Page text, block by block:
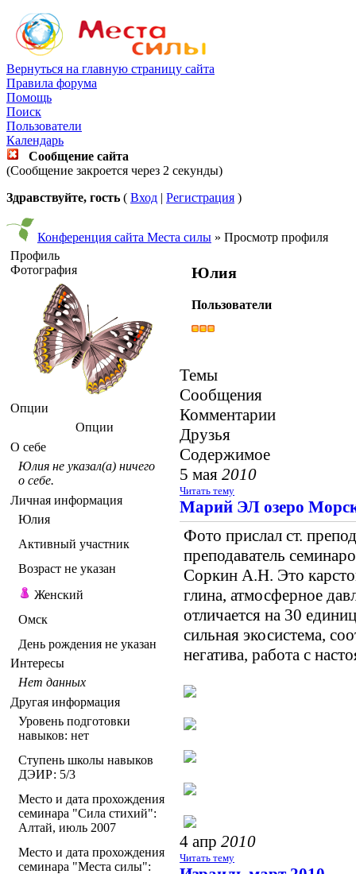
Вернуться на главную страницу сайта
Правила форума
Помощь
Поиск
Пользователи
Календарь
Сообщение сайта
(Сообщение закроется через 2 секунды)
Здравствуйте, гость ( Вход | Регистрация )
Конференция сайта Места силы » Просмотр профиля
Профиль
Фотография
Опции
Опции
О себе
Юлия не указал(а) ничего
о себе.
Личная информация
Юлия
Активный участник
Возраст не указан
Женский
Омск
День рождения не указан
Интересы
Нет данных
Другая информация
Уровень подготовки
навыков: нет
Ступень школы навыков
ДЭИР: 5/3
Место и дата прохождения
семинара "Сила стихий":
Алтай, июль 2007
Место и дата прохождения
семинара "Места силы":
Юлия
Пользователи
Темы
Сообщения
Комментарии
Друзья
Содержимое
5 мая 2010
Читать тему
Марий ЭЛ озеро
Фото прислал ст.
преподаватель
Соркин А.Н. Это
глина, атмосферное
отличается на 30
сильная экосистема,
негатива, работа с
4 апр 2010
Читать тему